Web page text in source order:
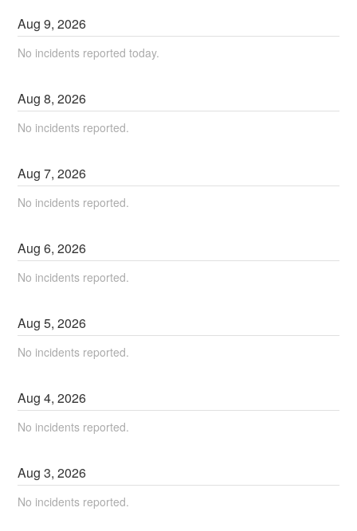
Aug9,2026
No incidents reported today.
Aug8,2026
No incidents reported.
Aug7,2026
No incidents reported.
Aug6,2026
No incidents reported.
Aug5,2026
No incidents reported.
Aug4,2026
No incidents reported.
Aug3,2026
No incidents reported.